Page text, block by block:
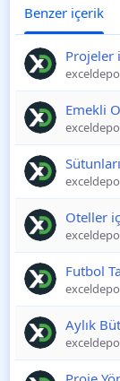
Benzer içerik
Projeler
exceldepo
exceldepo
exceldepo
Oteller
exceldepo
Futbol
exceldepo
Aylık
exceldepo